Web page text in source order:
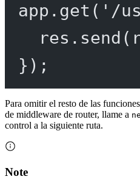
app. get ( '/
res. send
});
Para omitir el resto de las
de middleware de router, llame a
control a la siguiente ruta.
Note